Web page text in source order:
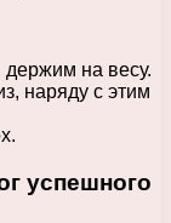
на весу.
наряду с этим
успешного